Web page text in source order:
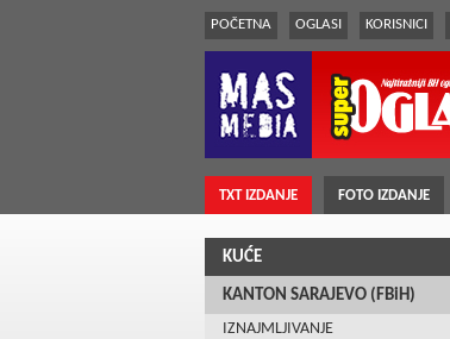
POČETNA OGLASI KORISNICI
TXT IZDANJE FOTO IZDANJE
KUĆE
KANTON SARAJEVO (FBiH)
IZNAJMLJIVANJE